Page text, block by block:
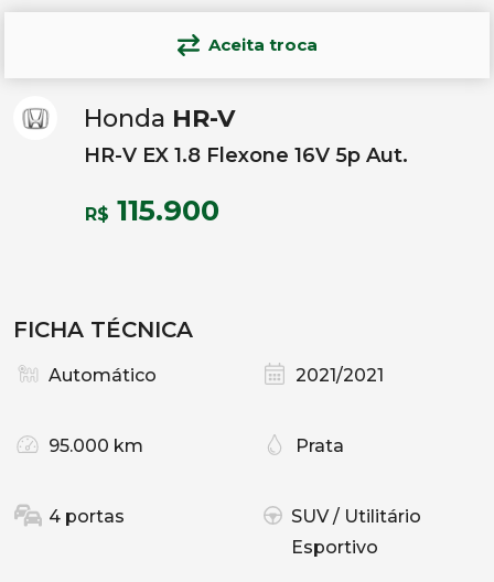
Aceita troca
Honda HR-V
HR-V EX 1.8 Flexone 16V 5p Aut.
R$ 115.900
FICHA TÉCNICA
Automático 2021/2021
95.000 km Prata
4 portas
SUV / Utilitário
Esportivo